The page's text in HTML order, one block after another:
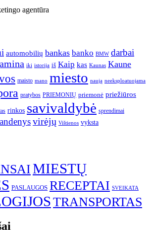
automobilių bankas banko BMW darbai
iki istorija iš Kaip kas Kaunas Kaune
maisto mano miesto naują neeksploatuojama
pratybos PRIEMONIŲ priemonė priežiūros
rinkos savivaldybė sprendimai
virėjų Vištienos vyksta
MIESTŲ
PASLAUGOS RECEPTAI SVEIKATA
TRANSPORTAS